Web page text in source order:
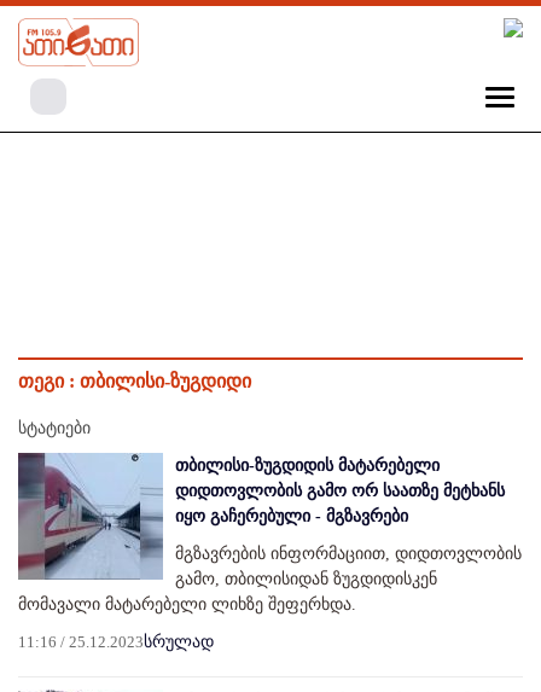
თეგი : თბილისი-ზუგდიდი
სტატიები
თბილისი-ზუგდიდის მატარებელი
დიდთოვლობის გამო ორ საათზე მეტხანს
იყო გაჩერებული - მგზავრები
მგზავრების ინფორმაციით, დიდთოვლობის
გამო, თბილისიდან ზუგდიდისკენ
მომავალი მატარებელი ლიხზე შეფერხდა.
11:16 / 25.12.2023სრულად